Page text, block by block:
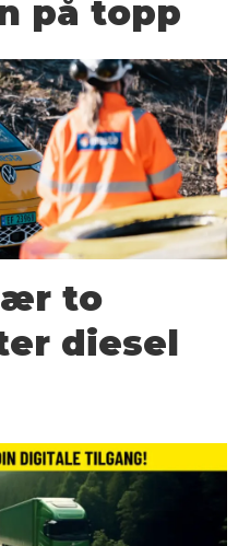
på topp
to
diesel